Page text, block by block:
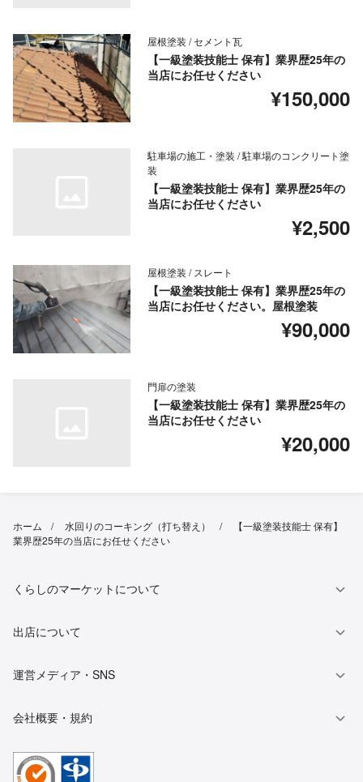
屋根塗装 / セメント瓦
【一級塗装技能士 保有】業界歴25年の
当店にお任せください
¥150,000
駐車場の施工・塗装 / 駐車場のコンクリート塗
装
【一級塗装技能士 保有】業界歴25年の
当店にお任せください
¥2,500
屋根塗装 / スレート
【一級塗装技能士 保有】業界歴25年の
当店にお任せください。屋根塗装
¥90,000
門扉の塗装
【一級塗装技能士 保有】業界歴25年の
当店にお任せください
¥20,000
ホーム 水回りのコーキング（打ち替え）
【一級塗装技能士 保有】
業界歴25年の当店にお任せください
くらしのマーケットについて
出店について
運営メディア・SNS
会社概要・規約